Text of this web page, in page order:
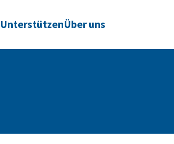
UnterstützenÜber uns